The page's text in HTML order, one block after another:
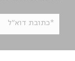
*כתובת דוא"ל